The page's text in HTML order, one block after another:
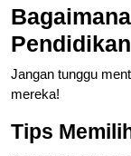
Jangan tunggu
mereka!
Tips